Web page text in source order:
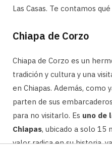
Las Casas. Te contamos
Chiapa de Corzo
Chiapa de Corzo es un
tradición y cultura y una
en Chiapas. Además, como
parten de sus
para no visitarlo. Es uno de
Chiapas, ubicado a solo 15
valor radica en su historia,